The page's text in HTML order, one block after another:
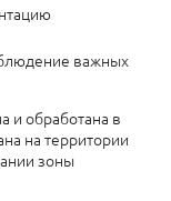
важных
и обработана в
на территории
зоны